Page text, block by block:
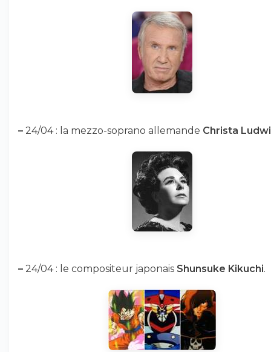
– 24/04 : la mezzo-soprano allemande Christa
– 24/04 : le compositeur japonais Shunsuke Kikuchi.